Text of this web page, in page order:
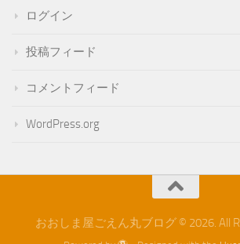
ログイン
投稿フィード
コメントフィード
WordPress.org
おおしま屋ごえん丸ブログ © 2026. All